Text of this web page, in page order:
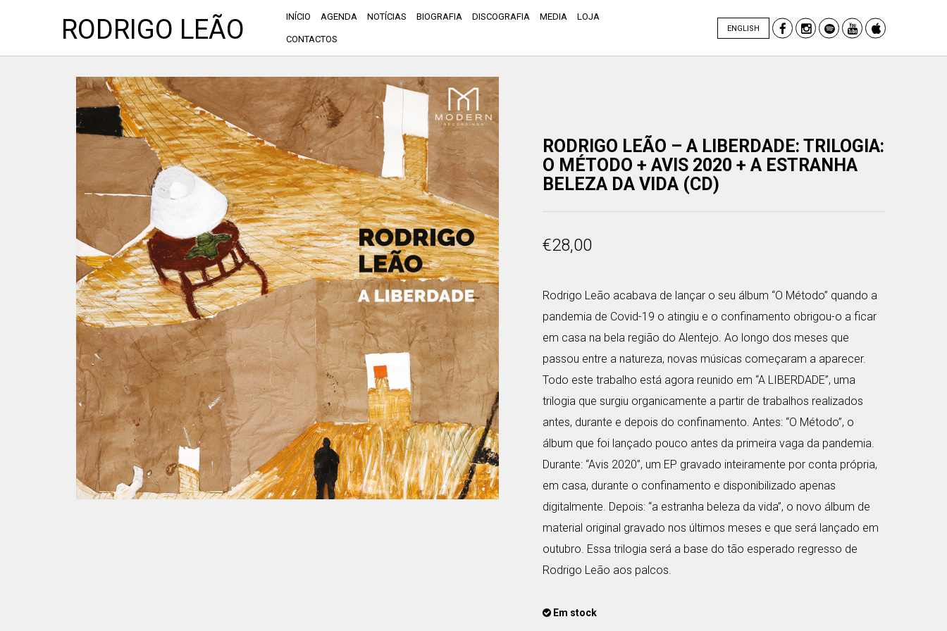
RODRIGO LEÃO ENGLISH
INÍCIO AGENDA NOTÍCIAS BIOGRAFIA DISCOGRAFIA MEDIA LOJA
CONTACTOS
RODRIGO LEÃO – A LIBERDADE: TRILOGIA:
O MÉTODO + AVIS 2020 + A ESTRANHA
BELEZA DA VIDA (CD)
€28,00
Rodrigo Leão acabava de lançar o seu álbum “O Método” quando a
pandemia de Covid-19 o atingiu e o confinamento obrigou-o a ficar
em casa na bela região do Alentejo. Ao longo dos meses que
passou entre a natureza, novas músicas começaram a aparecer.
Todo este trabalho está agora reunido em “A LIBERDADE”, uma
trilogia que surgiu organicamente a partir de trabalhos realizados
antes, durante e depois do confinamento. Antes: “O Método”, o
álbum que foi lançado pouco antes da primeira vaga da pandemia.
Durante: “Avis 2020”, um EP gravado inteiramente por conta própria,
em casa, durante o confinamento e disponibilizado apenas
digitalmente. Depois: “a estranha beleza da vida”, o novo álbum de
material original gravado nos últimos meses e que será lançado em
outubro. Essa trilogia será a base do tão esperado regresso de
Rodrigo Leão aos palcos.
Em stock